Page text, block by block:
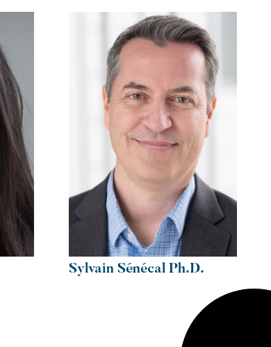
Sylvain Sénécal Ph.D.